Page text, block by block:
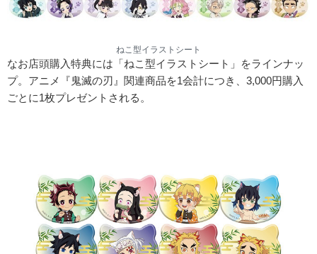
ねこ型イラストシート
なお店頭購入特典には「ねこ型イラストシート」をラインナッ
プ。アニメ『鬼滅の刃』関連商品を1会計につき、3,000円購入
ごとに1枚プレゼントされる。